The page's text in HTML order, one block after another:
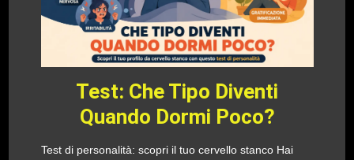
Test: Che Tipo Diventi
Quando Dormi Poco?
Test di personalità: scopri il tuo cervello stanco Hai